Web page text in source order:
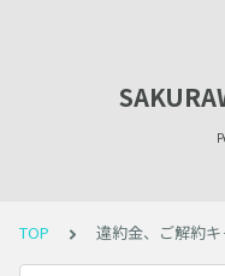
TOP 違約金、ご解約